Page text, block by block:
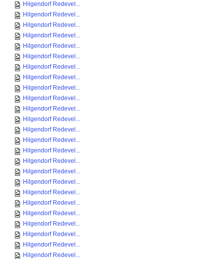
Hilgendorf Redevel...
Hilgendorf Redevel...
Hilgendorf Redevel...
Hilgendorf Redevel...
Hilgendorf Redevel...
Hilgendorf Redevel...
Hilgendorf Redevel...
Hilgendorf Redevel...
Hilgendorf Redevel...
Hilgendorf Redevel...
Hilgendorf Redevel...
Hilgendorf Redevel...
Hilgendorf Redevel...
Hilgendorf Redevel...
Hilgendorf Redevel...
Hilgendorf Redevel...
Hilgendorf Redevel...
Hilgendorf Redevel...
Hilgendorf Redevel...
Hilgendorf Redevel...
Hilgendorf Redevel...
Hilgendorf Redevel...
Hilgendorf Redevel...
Hilgendorf Redevel...
Hilgendorf Redevel...